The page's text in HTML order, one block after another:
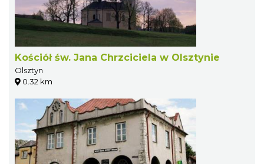
Kościół św. Jana Chrzciciela w Olsztynie
Olsztyn
0.32 km